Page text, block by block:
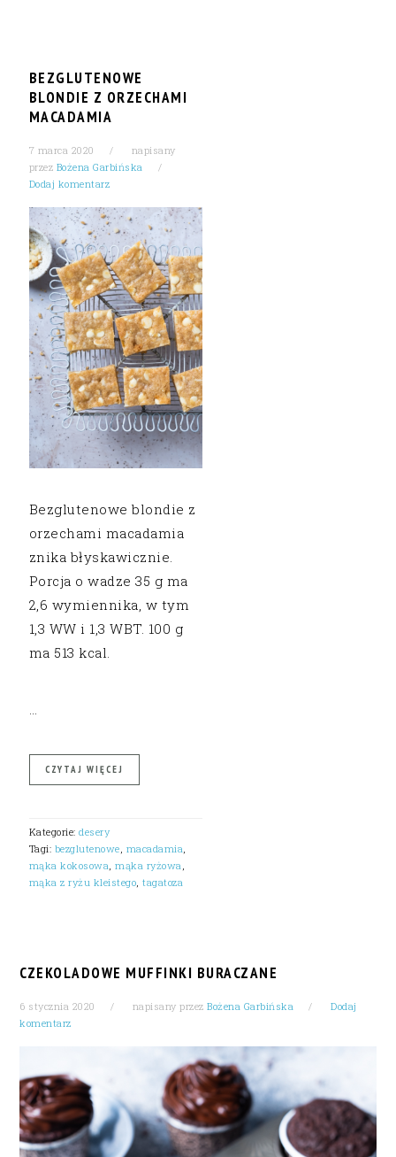
BEZGLUTENOWE
BLONDIE Z ORZECHAMI
MACADAMIA
7 marca 2020
napisany
przez Bożena Garbińska
Dodaj komentarz
Bezglutenowe blondie z
orzechami macadamia
znika błyskawicznie.
Porcja o wadze 35 g ma
2,6 wymiennika, w tym
1,3 WW i 1,3 WBT. 100 g
ma 513 kcal.
CZYTAJ WIĘCEJ
Kategorie:desery
Tagi: bezglutenowe macadamia
mąka kokosowa ,mąka ryżowa
mąka z ryżu kleistego ,tagatoza
CZEKOLADOWE MUFFINKI BURACZANE
6 stycznia 2020 napisany przezBożena Garbińska
Dodaj
komentarz